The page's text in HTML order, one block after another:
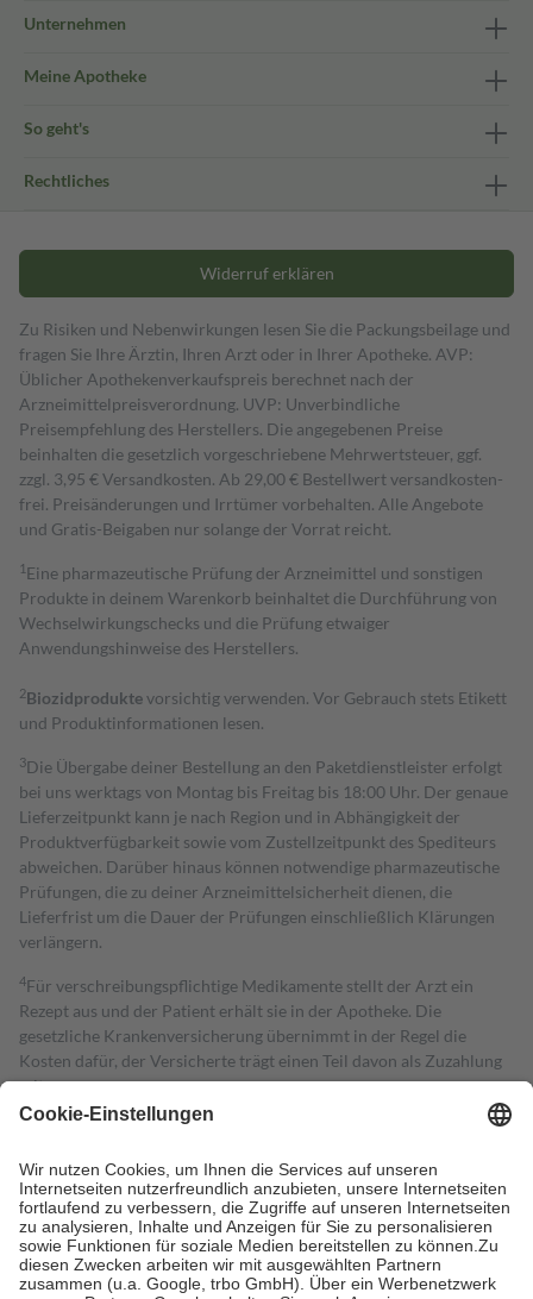
Unternehmen
Meine Apotheke
So geht's
Rechtliches
Widerruf erklären
Zu Risiken und Nebenwirkungen lesen Sie die Packungsbeilage und
fragen Sie Ihre Ärztin, Ihren Arzt oder in Ihrer Apotheke. AVP:
Üblicher Apothekenverkaufspreis berechnet nach der
Arzneimittelpreisverordnung. UVP: Unverbindliche
Preisempfehlung des Herstellers. Die angegebenen Preise
beinhalten die gesetzlich vorgeschriebene Mehrwertsteuer, ggf.
zzgl. 3,95 € Versandkosten. Ab 29,00 € Bestell­wert versand­kosten­
frei. Preisänderungen und Irrtümer vorbehalten. Alle Angebote
und Gratis-Beigaben nur solange der Vorrat reicht.
1 Eine pharmazeutische Prüfung der Arzneimittel und sonstigen
Produkte in deinem Warenkorb beinhaltet die Durchführung von
Wechselwirkungschecks und die Prüfung etwaiger
Anwendungshinweise des Herstellers.
2Biozidproduktevorsichtig verwenden. Vor Gebrauch stets Etikett
und Produktinformationen lesen.
3Die Übergabe deiner Bestellung an den Paketdienstleister erfolgt
bei uns werktags von Montag bis Freitag bis 18:00 Uhr. Der genaue
Lieferzeitpunkt kann je nach Region und in Abhängigkeit der
Produktverfügbarkeit sowie vom Zustellzeitpunkt des Spediteurs
abweichen. Darüber hinaus können notwendige pharmazeutische
Prüfungen, die zu deiner Arzneimittelsicherheit dienen, die
Lieferfrist um die Dauer der Prüfungen einschließlich Klärungen
verlängern.
4Für verschreibungspflichtige Medikamente stellt der Arzt ein
Rezept aus und der Patient erhält sie in der Apotheke. Die
gesetzliche Krankenversicherung übernimmt in der Regel die
Kosten dafür, der Versicherte trägt einen Teil davon als Zuzahlung
mit.
Grundsätzlich leisten Mitglieder Zuzahlungen in Höhe von zehn
höchstens zehn Euro.
Es sind jedoch nie mehr als die tatsächlichen
Kosten der Leistung zu entrichten.
Diese Regeln gelten grundsätzlich auch für Online-Apotheken.
Bei Heilmitteln und häuslicher Krankenpflege beträgt die
Zuzahlung zehn Prozent der Kosten sowie zehn Euro je
Verordnung.